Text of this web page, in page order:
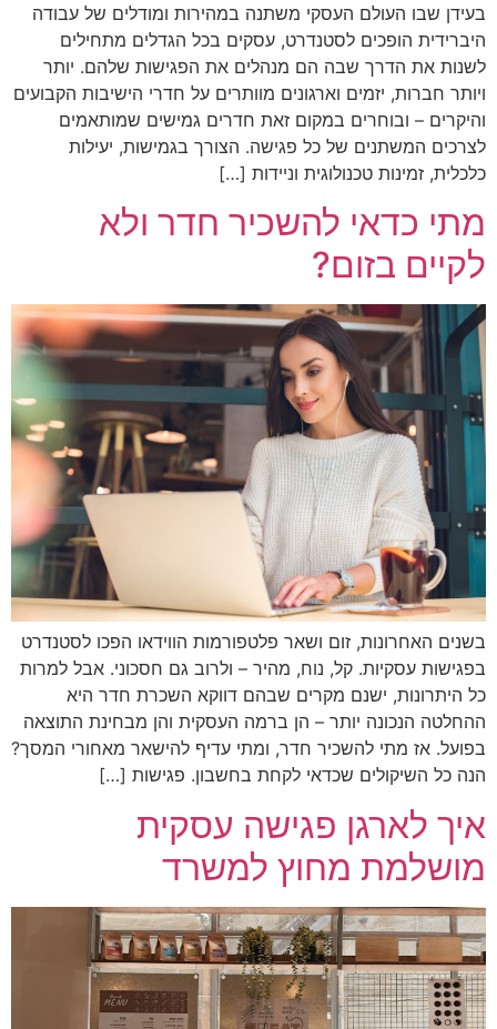
בעידן שבו העולם העסקי משתנה במהירות ומודלים של עבודה
היברידית הופכים לסטנדרט, עסקים בכל הגדלים מתחילים
לשנות את הדרך שבה הם מנהלים את הפגישות שלהם. יותר
ויותר חברות, יזמים וארגונים מוותרים על חדרי הישיבות הקבועים
והיקרים – ובוחרים במקום זאת חדרים גמישים שמותאמים
לצרכים המשתנים של כל פגישה. הצורך בגמישות, יעילות
כלכלית, זמינות טכנולוגית וניידות […]
מתי כדאי להשכיר חדר ולא
לקיים בזום?
בשנים האחרונות, זום ושאר פלטפורמות הווידאו הפכו לסטנדרט
בפגישות עסקיות. קל, נוח, מהיר – ולרוב גם חסכוני. אבל למרות
כל היתרונות, ישנם מקרים שבהם דווקא השכרת חדר היא
ההחלטה הנכונה יותר – הן ברמה העסקית והן מבחינת התוצאה
בפועל. אז מתי להשכיר חדר, ומתי עדיף להישאר מאחורי המסך?
הנה כל השיקולים שכדאי לקחת בחשבון. פגישות […]
איך לארגן פגישה עסקית
מושלמת מחוץ למשרד